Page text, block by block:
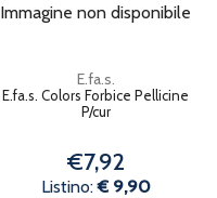
Immagine non disponibile
E.fa.s.
E.fa.s. Colors Forbice Pellicine
P/cur
€7,92
Listino:€ 9,90